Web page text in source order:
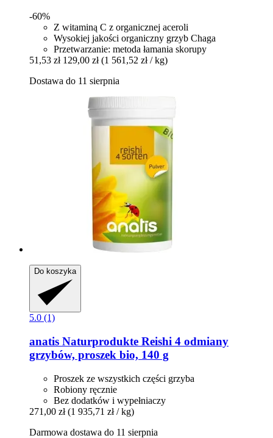
-60%
Z witaminą C z organicznej aceroli
Wysokiej jakości organiczny grzyb Chaga
Przetwarzanie: metoda łamania skorupy
51,53 zł 129,00 zł (1 561,52 zł / kg)
Dostawa do 11 sierpnia
Do koszyka
5.0 (1)
anatis Naturprodukte Reishi 4 odmiany
grzybów, proszek bio, 140 g
Proszek ze wszystkich części grzyba
Robiony ręcznie
Bez dodatków i wypełniaczy
271,00 zł (1 935,71 zł / kg)
Darmowa dostawa do 11 sierpnia